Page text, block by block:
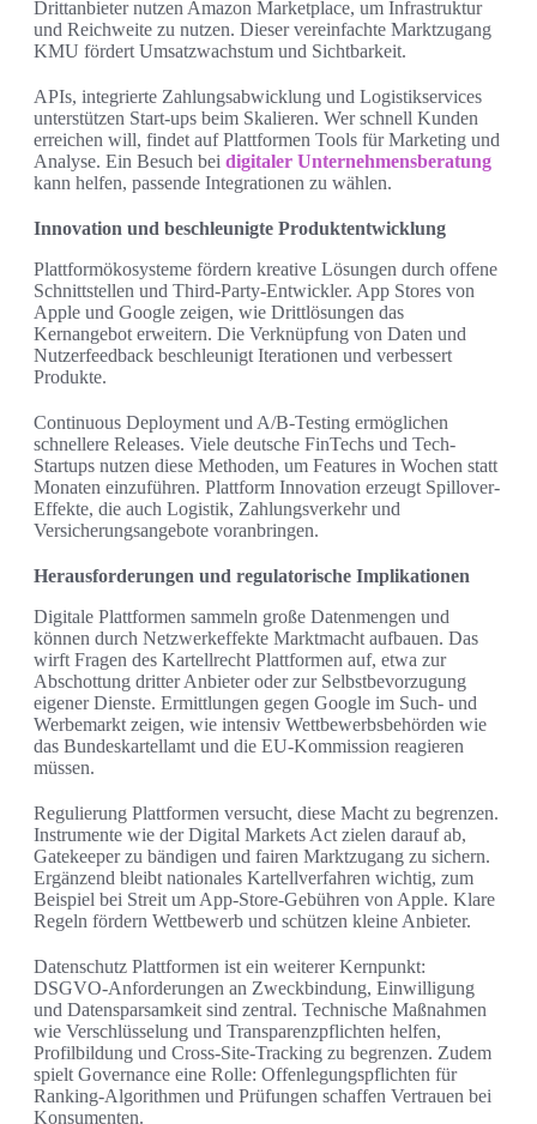
Drittanbieter nutzen Amazon Marketplace, um Infrastruktur
und Reichweite zu nutzen. Dieser vereinfachte Marktzugang
KMU fördert Umsatzwachstum und Sichtbarkeit.
APIs, integrierte Zahlungsabwicklung und Logistikservices
unterstützen Start-ups beim Skalieren. Wer schnell Kunden
erreichen will, findet auf Plattformen Tools für Marketing und
Analyse. Ein Besuch bei digitaler Unternehmensberatung
kann helfen, passende Integrationen zu wählen.
Innovation und beschleunigte Produktentwicklung
Plattformökosysteme fördern kreative Lösungen durch offene
Schnittstellen und Third-Party-Entwickler. App Stores von
Apple und Google zeigen, wie Drittlösungen das
Kernangebot erweitern. Die Verknüpfung von Daten und
Nutzerfeedback beschleunigt Iterationen und verbessert
Produkte.
Continuous Deployment und A/B-Testing ermöglichen
schnellere Releases. Viele deutsche FinTechs und Tech-
Startups nutzen diese Methoden, um Features in Wochen statt
Monaten einzuführen. Plattform Innovation erzeugt Spillover-
Effekte, die auch Logistik, Zahlungsverkehr und
Versicherungsangebote voranbringen.
Herausforderungen und regulatorische Implikationen
Digitale Plattformen sammeln große Datenmengen und
können durch Netzwerkeffekte Marktmacht aufbauen. Das
wirft Fragen des Kartellrecht Plattformen auf, etwa zur
Abschottung dritter Anbieter oder zur Selbstbevorzugung
eigener Dienste. Ermittlungen gegen Google im Such- und
Werbemarkt zeigen, wie intensiv Wettbewerbsbehörden wie
das Bundeskartellamt und die EU-Kommission reagieren
müssen.
Regulierung Plattformen versucht, diese Macht zu begrenzen.
Instrumente wie der Digital Markets Act zielen darauf ab,
Gatekeeper zu bändigen und fairen Marktzugang zu sichern.
Ergänzend bleibt nationales Kartellverfahren wichtig, zum
Beispiel bei Streit um App-Store-Gebühren von Apple. Klare
Regeln fördern Wettbewerb und schützen kleine Anbieter.
Datenschutz Plattformen ist ein weiterer Kernpunkt:
DSGVO-Anforderungen an Zweckbindung, Einwilligung
und Datensparsamkeit sind zentral. Technische Maßnahmen
wie Verschlüsselung und Transparenzpflichten helfen,
Profilbildung und Cross‑Site‑Tracking zu begrenzen. Zudem
spielt Governance eine Rolle: Offenlegungspflichten für
Ranking‑Algorithmen und Prüfungen schaffen Vertrauen bei
Konsumenten.